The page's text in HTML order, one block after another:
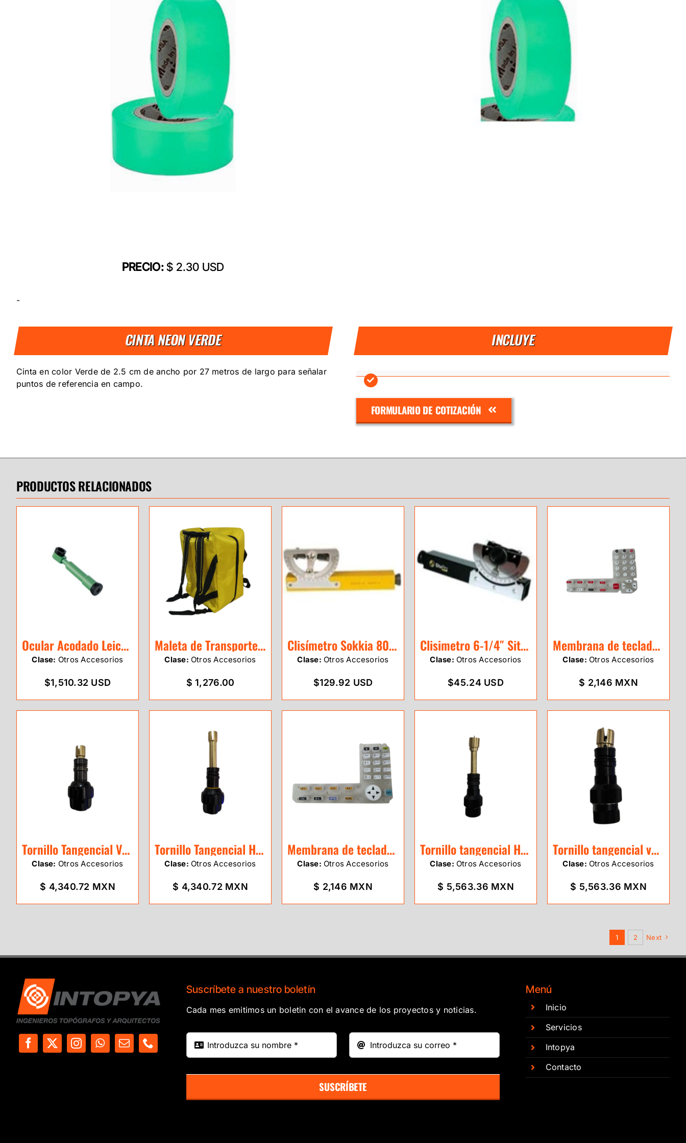
PRECIO:$ 2.30 USD
-
CINTA NEON VERDE INCLUYE
Cinta en color Verde de 2.5 cm de ancho por 27 metros de largo para señalar
puntos de referencia en campo.
FORMULARIO DE COTIZACIÓN
PRODUCTOS RELACIONADOS
Ocular Acodado Leica GFZ3
Clase: Otros Accesorios
$1,510.32 USD
Maleta de Transporte para Estación Total – Refuerzo Lateral
Clase: Otros Accesorios
$ 1,276.00
Clisímetro Sokkia 804710
Clase: Otros Accesorios
$129.92 USD
Clisimetro 6-1/4″ SitePro
Clase: Otros Accesorios
$45.24 USD
Membrana de teclado para Estacion Sokkia Serie IM-50
Clase: Otros Accesorios
$ 2,146 MXN
Tornillo Tangencial Vertical Sokkia
Clase: Otros Accesorios
$ 4,340.72 MXN
Tornillo Tangencial Horizontal Sokkia
Clase: Otros Accesorios
$ 4,340.72 MXN
Membrana de teclado para estación Sokkia serie IM-50
Clase: Otros Accesorios
$ 2,146 MXN
Tornillo tangencial Horizontal
Clase: Otros Accesorios
$ 5,563.36 MXN
Tornillo tangencial vertical
Clase: Otros Accesorios
$ 5,563.36 MXN
1 2 Next
Suscríbete a nuestro boletín
Cada mes emitimos un boletin con el avance de los proyectos y noticias.
SUSCRÍBETE
Menú
Inicio
Servicios
Intopya
Contacto